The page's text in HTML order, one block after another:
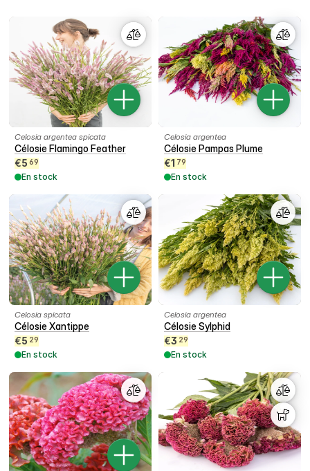
Tout au long de la saison, vous pourrez profiter d'une large palette de
rouge profond.
Celosia argentea spicata
Célosie Flamingo Feather
€5 69
En stock
Celosia argentea
Célosie Pampas Plume
€1 79
En stock
Celosia spicata
Célosie Xantippe
€5 29
En stock
Celosia argentea
Célosie Sylphid
€3 29
En stock